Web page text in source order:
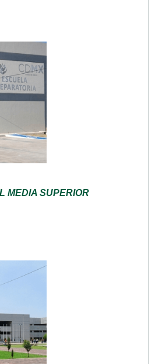
MEDIA SUPERIOR